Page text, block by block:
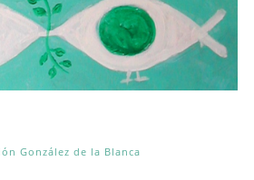
González de la Blanca